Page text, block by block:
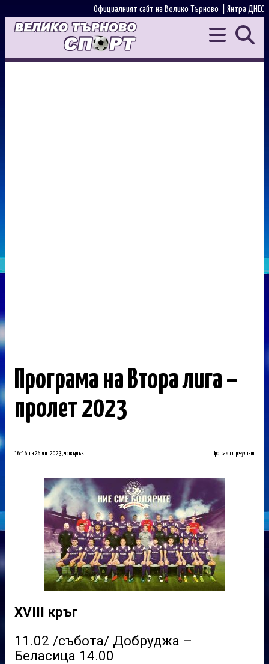
Янтра ДНЕС
Официалният сайт на Велико Търново |
Програма на Втора лига –
пролет 2023
16:16 на 26 ян. 2023, четвъртък Програми и резултати
XVIII кръг
11.02 /събота/ Добруджа –
Беласица 14.00